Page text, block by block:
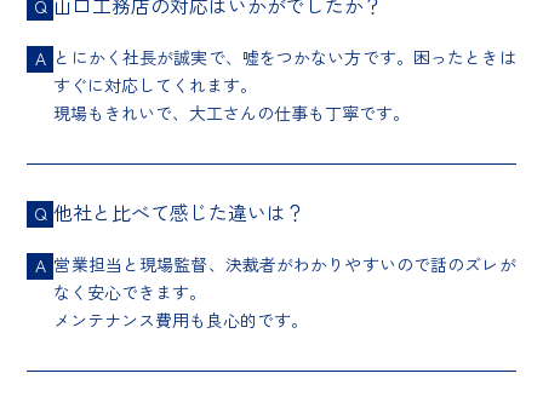
Q
A とにかく社長が誠実で、嘘をつかない方です。困ったときは
すぐに対応してくれます。
現場もきれいで、大工さんの仕事も丁寧です。
Q 他社と比べて感じた違いは？
A 営業担当と現場監督、決裁者がわかりやすいので話のズレが
なく安心できます。
メンテナンス費用も良心的です。